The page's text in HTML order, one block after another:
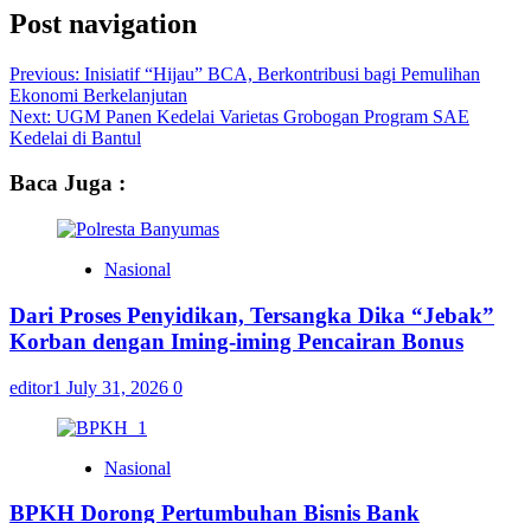
Post navigation
Previous: Inisiatif “Hijau” BCA, Berkontribusi bagi Pemulihan
Ekonomi Berkelanjutan
Next: UGM Panen Kedelai Varietas Grobogan Program SAE
Kedelai di Bantul
Baca Juga :
Nasional
Dari Proses Penyidikan, Tersangka Dika “Jebak”
Korban dengan Iming-iming Pencairan Bonus
editor1 July 31, 2026 0
Nasional
BPKH Dorong Pertumbuhan Bisnis Bank